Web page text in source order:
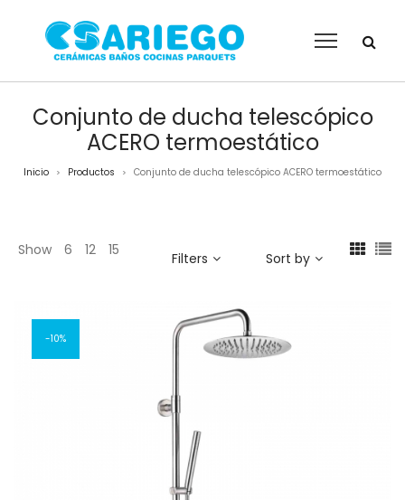
Conjunto de ducha telescópico
ACERO termoestático
Inicio > Productos > Conjunto de ducha telescópico ACERO termoestático
Show 6 12 15 Filters Sort by
10%